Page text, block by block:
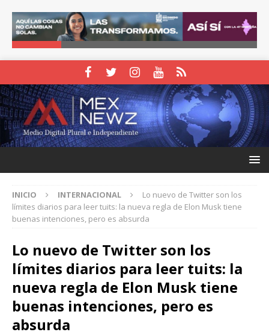
INICIO INTERNACIONAL
Lo nuevo de Twitter son los
límites diarios para leer tuits: la nueva regla de Elon Musk tiene
buenas intenciones, pero es absurda
Lo nuevo de Twitter son los
límites diarios para leer tuits: la
nueva regla de Elon Musk tiene
buenas intenciones, pero es
absurda